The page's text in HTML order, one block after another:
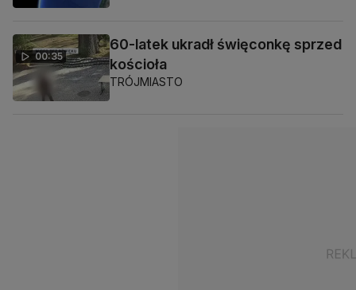
00:35
60-latek ukradł święconkę sprzed
kościoła
TRÓJMIASTO